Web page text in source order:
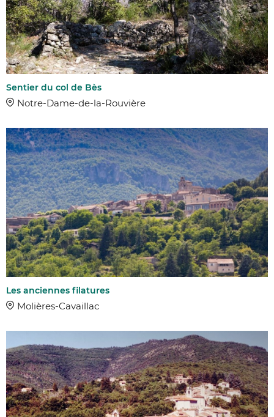
Sentier du col de Bès
Notre-Dame-de-la-Rouvière
Les anciennes filatures
Molières-Cavaillac